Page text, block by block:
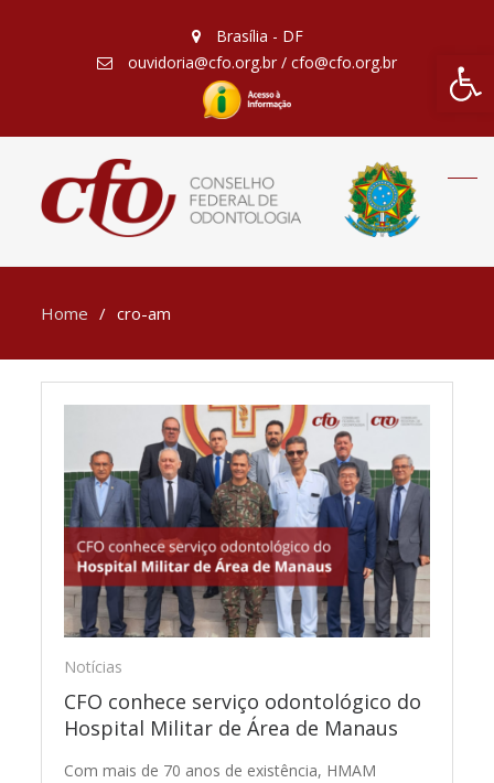
Barra
Brasília - DF
ouvidoria@cfo.org.br / cfo@cfo.org.br
Home cro-am
Notícias
CFO conhece serviço odontológico do
Hospital Militar de Área de Manaus
Com mais de 70 anos de existência, HMAM